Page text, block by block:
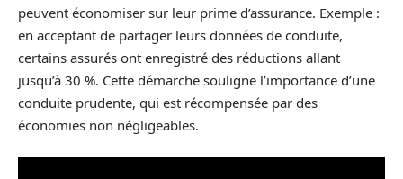
peuvent économiser sur leur prime d’assurance. Exemple :
en acceptant de partager leurs données de conduite,
certains assurés ont enregistré des réductions allant
jusqu’à 30 %. Cette démarche souligne l’importance d’une
conduite prudente, qui est récompensée par des
économies non négligeables.